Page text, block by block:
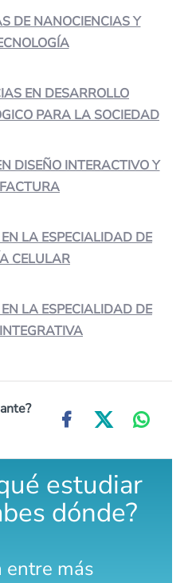
DE NANOCIENCIAS Y
EN DESARROLLO
PARA LA SOCIEDAD
DISEÑO INTERACTIVO Y
LA ESPECIALIDAD DE
CELULAR
LA ESPECIALIDAD DE
estudiar
dónde?
entre más